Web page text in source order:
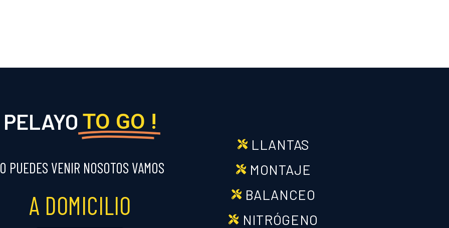
PELAYO TO GO !
PUEDES VENIR NOSOTOS VAMOS
A DOMICILIO
LLANTAS
MONTAJE
BALANCEO
NITRÓGENO